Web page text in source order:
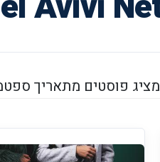
מציג פוסטים מתאריך ספטמבר 14,